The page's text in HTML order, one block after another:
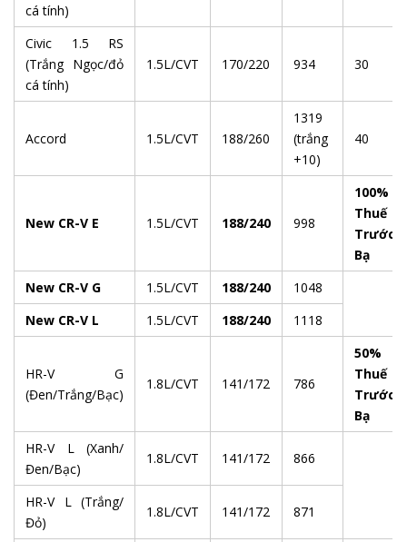
cá tính)
Civic 1.5 RS
(Trắng Ngọc/đỏ
cá tính)
1.5L/CVT 170/220 934 30
Accord 1.5L/CVT 188/260
1319
(trắng
+10)
40
New CR-V E 1.5L/CVT 188/240 998
100%
Thuế
Trước
Bạ
New CR-V G
1.5L/CVT 188/240
1048
New CR-V L
1.5L/CVT 188/240 1118
HR-V G
(Đen/Trắng/Bạc)
1.8L/CVT 141/172 786
50%
Thuế
Trước
Bạ
HR-V L (Xanh/
Đen/Bạc)
1.8L/CVT 141/172 866
HR-V L (Trắng/
Đỏ)
1.8L/CVT 141/172 871